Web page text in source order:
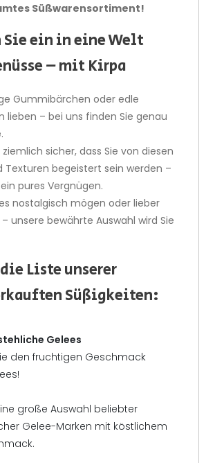
Süßwarensortiment!
Sie ein in eine Welt
– mit Kirpa
Gummibärchen oder edle
lieben – bei uns finden Sie genau
ziemlich sicher, dass Sie von diesen
Texturen begeistert sein werden –
pures Vergnügen.
nostalgisch mögen oder lieber
unsere bewährte Auswahl wird Sie
Liste unserer
Süßigkeiten:
Gelees
den fruchtigen Geschmack
große Auswahl beliebter
Gelee-Marken mit köstlichem